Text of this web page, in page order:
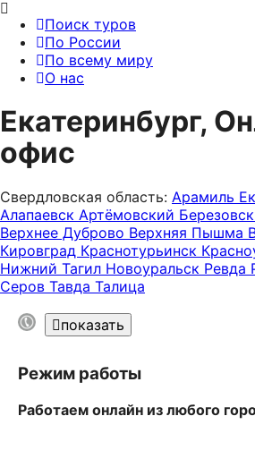
Поиск туров
По России
По всему миру
О нас
Екатеринбург,
офис
Свердловская область: Арамиль
Алапаевск Артёмовский
Верхнее Дуброво Верхняя Пышма
Кировград Краснотурьинск
Нижний Тагил Новоуральск Ревда
Серов Тавда Талица
показать
Режим работы
Работаем онлайн из любого